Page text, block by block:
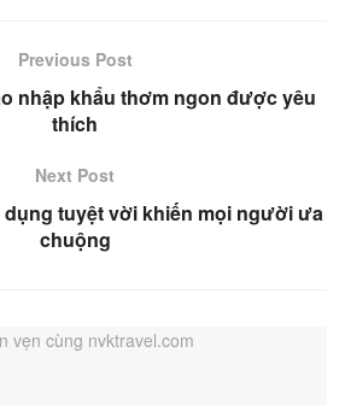
Previous Post
nhập khẩu thơm ngon được yêu
thích
Next Post
dụng tuyệt vời khiến mọi người ưa
chuộng